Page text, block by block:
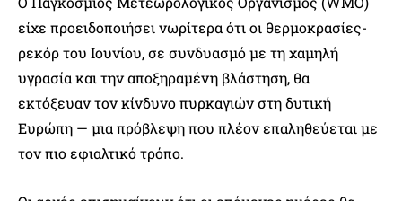
είχε προειδοποιήσει νωρίτερα ότι οι θερμοκρασίες-
ρεκόρ του Ιουνίου, σε συνδυασμό με τη χαμηλή
υγρασία και την αποξηραμένη βλάστηση, θα
εκτόξευαν τον κίνδυνο πυρκαγιών στη δυτική
Ευρώπη — μια πρόβλεψη που πλέον επαληθεύεται με
τον πιο εφιαλτικό τρόπο.